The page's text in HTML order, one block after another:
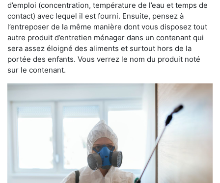
d’emploi (concentration, température de l’eau et temps de
contact) avec lequel il est fourni. Ensuite, pensez à
l’entreposer de la même manière dont vous disposez tout
autre produit d’entretien ménager dans un contenant qui
sera assez éloigné des aliments et surtout hors de la
portée des enfants. Vous verrez le nom du produit noté
sur le contenant.